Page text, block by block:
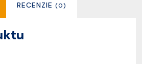
RECENZIE (0)